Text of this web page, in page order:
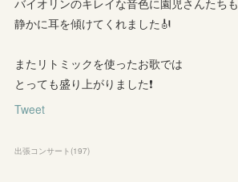
バイオリンのキレイな音色に園児さんたちも
静かに耳を傾けてくれました🎻
またリトミックを使ったお歌では
とっても盛り上がりました❗
Tweet
出張コンサート (197)